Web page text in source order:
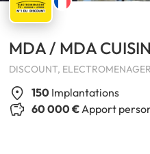
MDA / MDA
DISCOUNT,
150 Implantations
60 000 €Apport